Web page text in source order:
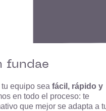
fundae
equipo sea fácil, rápido y
en todo el proceso: te
que mejor se adapta a